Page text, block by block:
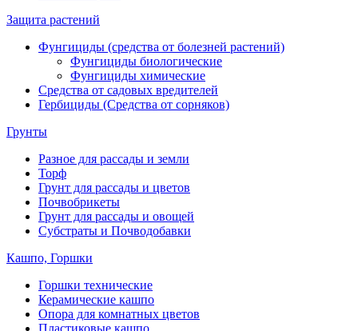
Защита растений
Фунгициды (средства от болезней растений)
Фунгициды биологические
Фунгициды химические
Средства от садовых вредителей
Гербициды (Средства от сорняков)
Грунты
Разное для рассады и земли
Торф
Грунт для рассады и цветов
Почвобрикеты
Грунт для рассады и овощей
Субстраты и Почводобавки
Кашпо, Горшки
Горшки технические
Керамические кашпо
Опора для комнатных цветов
Пластиковые кашпо